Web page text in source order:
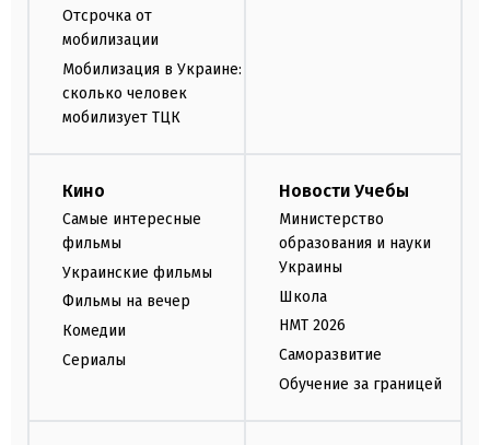
Отсрочка от
мобилизации
Мобилизация в Украине:
сколько человек
мобилизует ТЦК
Кино
Самые интересные
фильмы
Украинские фильмы
Фильмы на вечер
Комедии
Сериалы
Новости Учебы
Министерство
образования и науки
Украины
Школа
НМТ 2026
Саморазвитие
Обучение за границей